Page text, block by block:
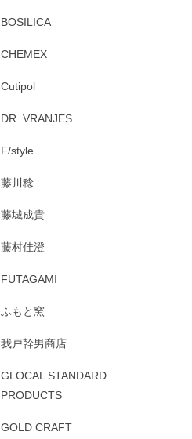
BOSILICA
CHEMEX
Cutipol
DR. VRANJES
F/style
藤川稔
藤城成貴
藤村佳澄
FUTAGAMI
ふもと窯
我戸幹男商店
GLOCAL STANDARD
PRODUCTS
GOLD CRAFT